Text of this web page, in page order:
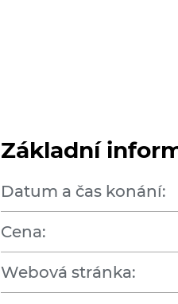
Základní
Datum a čas konání:
Cena:
Webová stránka: